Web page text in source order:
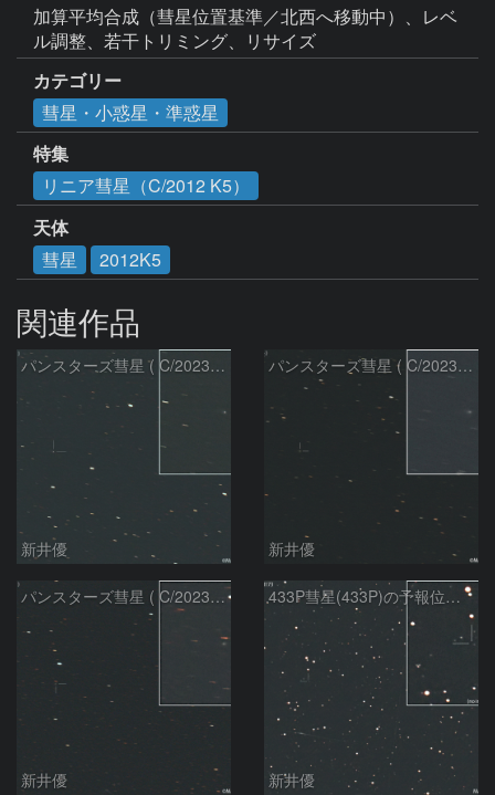
加算平均合成（彗星位置基準／北西へ移動中）、レベ
ル調整、若干トリミング、リサイズ
カテゴリー
彗星・小惑星・準惑星
特集
リニア彗星（C/2012 K5）
天体
彗星
2012K5
関連作品
パンスターズ彗星 ( C/2023R1 )：2026/07/09
新井優
パンスターズ彗星 ( C/2023R1 ) ：2026/07/08
新井優
パンスターズ彗星 ( C/2023R1 ) ：2026/05/20
新井優
433P彗星(433P)の予報位置：2026/05/30
新井優